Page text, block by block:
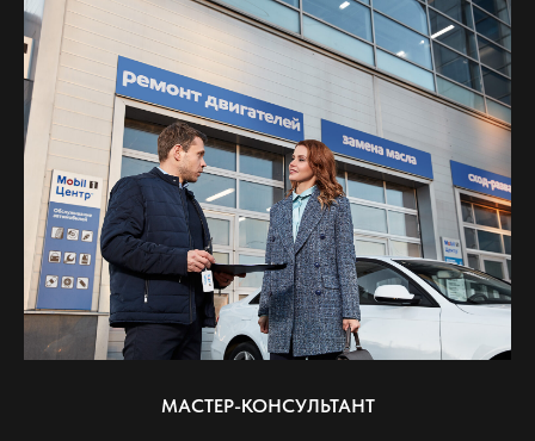
МАСТЕР-КОНСУЛЬТАНТ